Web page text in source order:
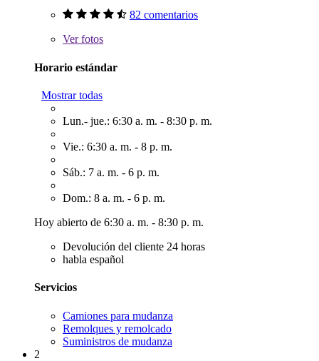
82 comentarios
Verfotos
Horario estándar
Mostrar todas
Lun.- jue.: 6:30 a. m. - 8:30 p. m.
Vie.: 6:30 a. m. - 8 p. m.
Sáb.: 7 a. m. - 6 p. m.
Dom.: 8 a. m. - 6 p. m.
Hoy abierto de 6:30 a. m. - 8:30 p. m.
Devolución del cliente 24 horas
habla español
Servicios
Camiones para mudanza
Remolques y remolcado
Suministros de mudanza
2